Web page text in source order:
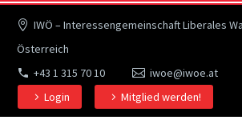
IWÖ – Interessengemeinschaft Liberales
Österreich
+43 1 315 70 10
iwoe@iwoe.at
Login
Mitglied werden!